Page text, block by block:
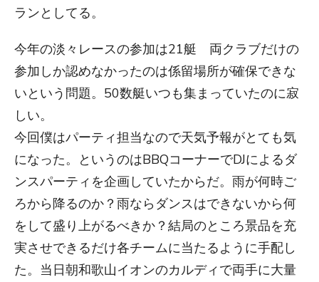
ランとしてる。
今年の淡々レースの参加は21艇 両クラブだけの
参加しか認めなかったのは係留場所が確保できな
いという問題。50数艇いつも集まっていたのに寂
しい。
今回僕はパーティ担当なので天気予報がとても気
になった。というのはBBQコーナーでDJによるダ
ンスパーティを企画していたからだ。雨が何時ご
ろから降るのか？雨ならダンスはできないから何
をして盛り上がるべきか？結局のところ景品を充
実させできるだけ各チームに当たるように手配し
た。当日朝和歌山イオンのカルディで両手に大量